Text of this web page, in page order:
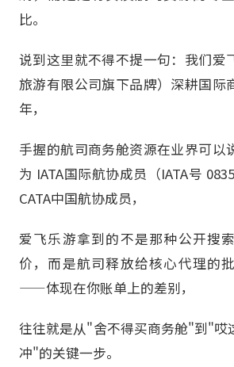
比。
说到这里就不得不提一句：我们爱
旅游有限公司旗下品牌）深耕国际
年，
手握的航司商务舱资源在业界可以
为 IATA国际航协成员（IATA号
CATA中国航协成员，
爱飞乐游拿到的不是那种公开搜
价，而是航司释放给核心代理的
——体现在你账单上的差别，
往往就是从"舍不得买商务舱"到"哎
冲"的关键一步。